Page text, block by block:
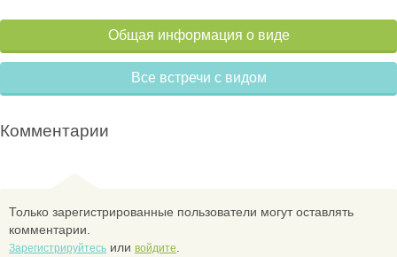
Общая информация о виде
Все встречи с видом
Комментарии
Только зарегистрированные пользователи могут оставлять
комментарии.
Зарегистрируйтесь или войдите